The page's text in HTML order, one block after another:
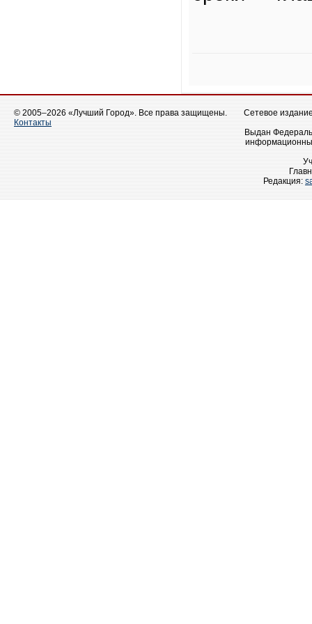
© 2005–2026 «Лучший Город». Все права защищены.
Контакты
Сетевое
Выдан
Редакция: